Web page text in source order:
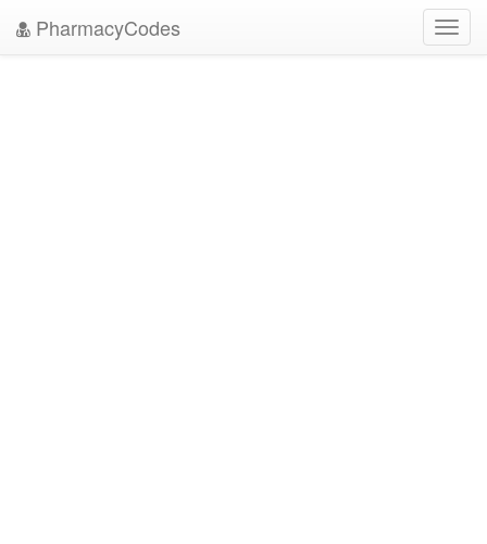
PharmacyCodes